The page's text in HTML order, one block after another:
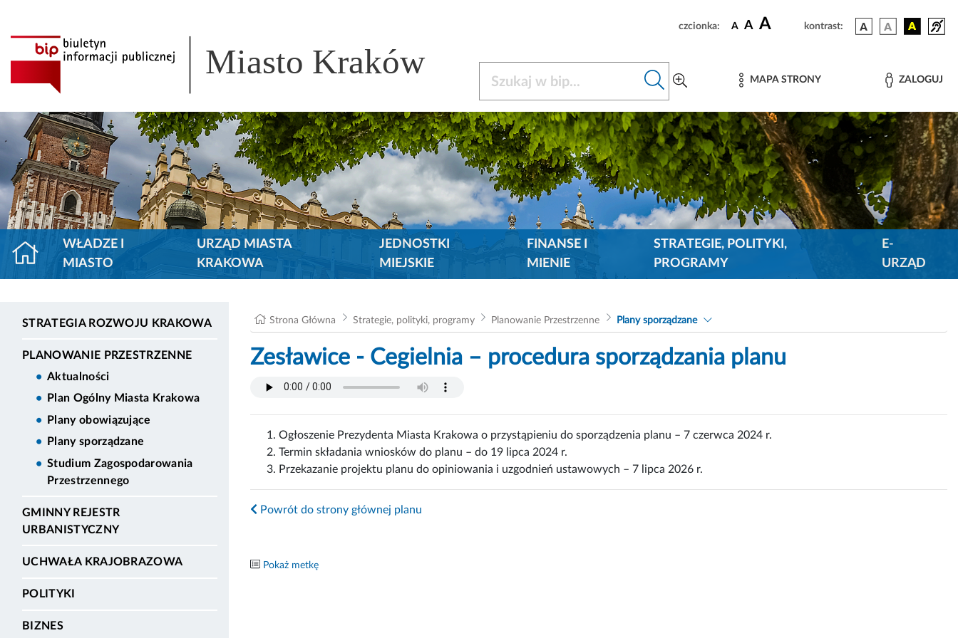
czcionka: A A A kontrast:
Miasto Kraków MAPA STRONY ZALOGUJ
WŁADZE I
MIASTO
URZĄD MIASTA
KRAKOWA
JEDNOSTKI
MIEJSKIE
FINANSE I
MIENIE
STRATEGIE, POLITYKI,
PROGRAMY
E-
URZĄD
STRATEGIA ROZWOJU KRAKOWA
PLANOWANIE PRZESTRZENNE
Aktualności
Plan Ogólny Miasta Krakowa
Plany obowiązujące
Plany sporządzane
Studium Zagospodarowania
Przestrzennego
GMINNY REJESTR
URBANISTYCZNY
UCHWAŁA KRAJOBRAZOWA
POLITYKI
BIZNES
Strona Główna Strategie, polityki, programy Planowanie Przestrzenne Plany sporządzane
Zesławice - Cegielnia – procedura sporządzania planu
Ogłoszenie Prezydenta Miasta Krakowa o przystąpieniu do sporządzenia planu – 7 czerwca 2024 r.
Termin składania wniosków do planu – do 19 lipca 2024 r.
Przekazanie projektu planu do opiniowania i uzgodnień ustawowych – 7 lipca 2026 r.
Powrót do strony głównej planu
Pokaż metkę